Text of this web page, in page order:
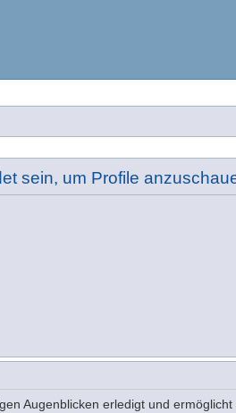
sein, um Profile
Augenblicken erledigt und